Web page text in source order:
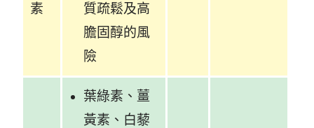
素
質疏鬆及高
膽固醇的風
險
葉綠素、薑
黃素、白藜